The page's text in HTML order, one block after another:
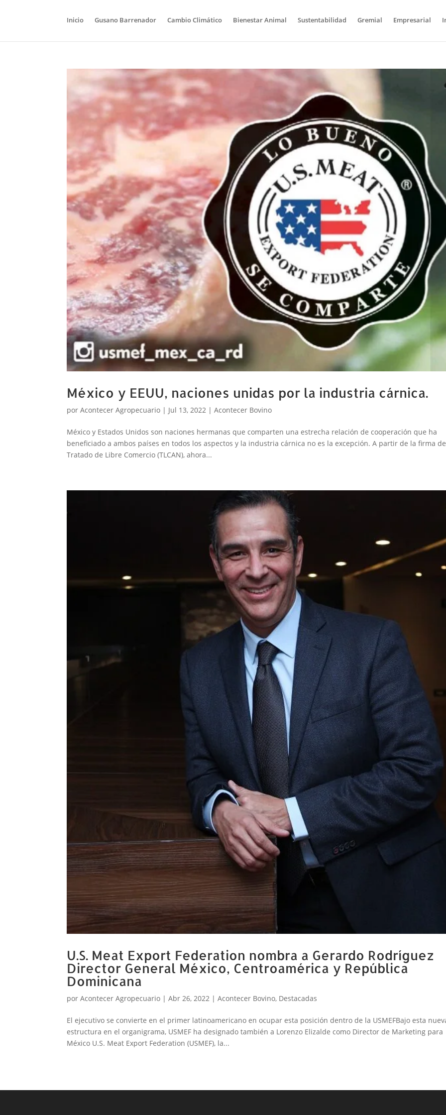
Inicio Gusano Barrenador Cambio Climático Bienestar Animal Sustentabilidad Gremial Empresarial
México y EEUU, naciones unidas por la industria cárnica.
porAcontecer Agropecuario | Jul 13, 2022 |Acontecer Bovino
México y Estados Unidos son naciones hermanas que comparten una estrecha relación de cooperación que ha
beneficiado a ambos países en todos los aspectos y la industria cárnica no es la excepción. A partir de la firma
Tratado de Libre Comercio (TLCAN), ahora...
U.S. Meat Export Federation nombra a Gerardo Rodríguez
Director General México, Centroamérica y República
Dominicana
porAcontecer Agropecuario |Abr 26, 2022 |Acontecer Bovino, Destacadas
El ejecutivo se convierte en el primer latinoamericano en ocupar esta posición dentro de la USMEFBajo esta
estructura en el organigrama, USMEF ha designado también a Lorenzo Elizalde como Director de Marketing para
México U.S. Meat Export Federation (USMEF), la...